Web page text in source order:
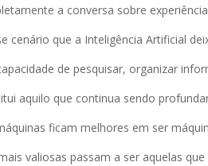
a conversa sobre
cenário que a Inteligência Artificial
de pesquisar, organizar
aquilo que continua sendo
ficam melhores em ser
valiosas passam a ser aquelas